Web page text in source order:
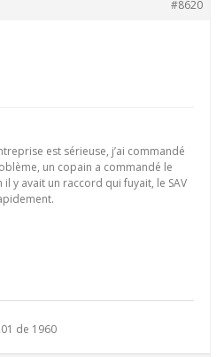
#8620
est sérieuse, j’ai commandé
un copain a commandé le
y avait un raccord qui fuyait, le SAV
de 1960